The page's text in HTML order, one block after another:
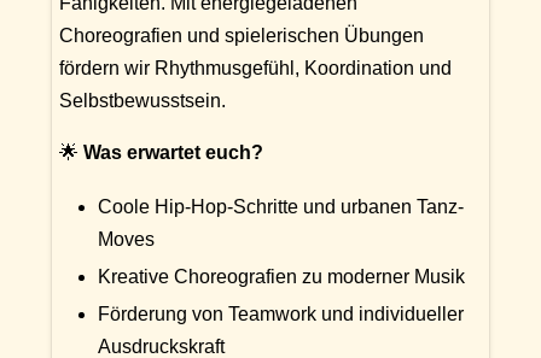
Choreografien und spielerischen Übungen
fördern wir Rhythmusgefühl, Koordination und
Selbstbewusstsein.
🌟 Was erwartet euch?
Coole Hip-Hop-Schritte und urbanen Tanz-
Moves
Kreative Choreografien zu moderner Musik
Förderung von Teamwork und individueller
Ausdruckskraft